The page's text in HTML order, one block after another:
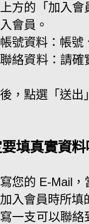
方的「加入
會員。
號資料：帳號
絡資料：請
，點選「送出
填真實資
您的 E-Mail
入會員時所填
一支可以聯